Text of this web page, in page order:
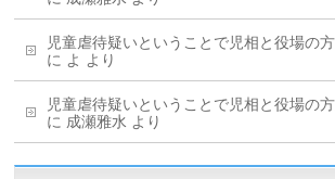
児童虐待疑いということで児相と役場の
に よ より
児童虐待疑いということで児相と役場の
に 成瀬雅水 より